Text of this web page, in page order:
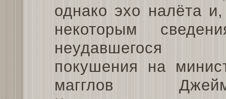
однако эхо налёта
некоторым
неудавшегося
покушения на
магглов